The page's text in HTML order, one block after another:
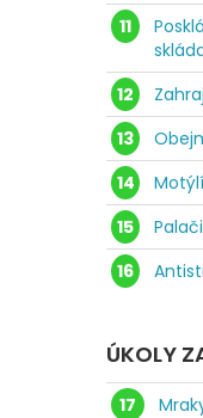
11
12
13
14
15
16
ÚKOLY
17